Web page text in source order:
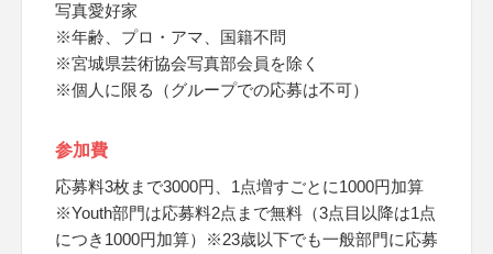
写真愛好家
※年齢、プロ・アマ、国籍不問
※宮城県芸術協会写真部会員を除く
※個人に限る（グループでの応募は不可）
参加費
応募料3枚まで3000円、1点増すごとに1000円加算
※Youth部門は応募料2点まで無料（3点目以降は1点
につき1000円加算）※23歳以下でも一般部門に応募